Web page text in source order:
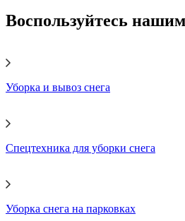
Воспользуйтесь
Уборка и вывоз снега
Спецтехника для уборки снега
Уборка снега на парковках